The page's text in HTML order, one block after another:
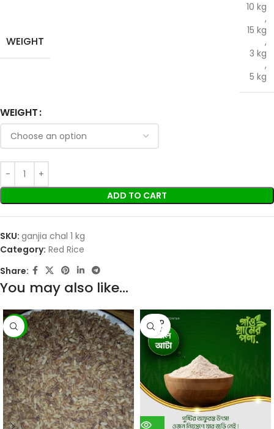
WEIGHT
10 kg
,
15 kg
,
3 kg
,
5 kg
WEIGHT
ADD TO CART
SKU: ganjia chal 1 kg
Category: Red Rice
Share:
You may also like…
-6%
SOLD
OUT